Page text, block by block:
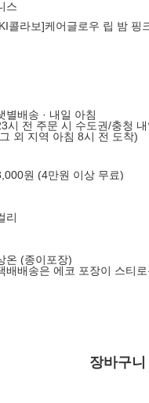
스
콜라보]케어글로우 립 밤 핑
별배송 · 내일 아침
시 전 주문 시 수도권/충청
외 지역 아침 8시 전 도착)
원 (4만원 이상 무료)
리
온 (종이포장)
배배송은 에코 포장이 스티
장바구니